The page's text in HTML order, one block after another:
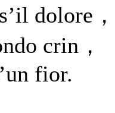
dolore，
crin，
fior.